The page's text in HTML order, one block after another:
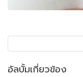
อัลบั้มเกี่ยวข้อง